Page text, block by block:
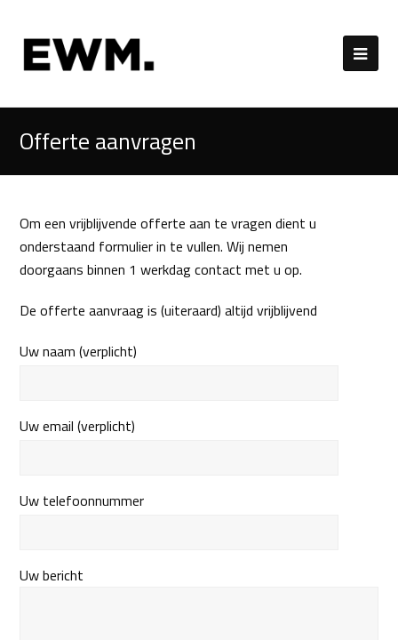
Offerte aanvragen
Om een vrijblijvende offerte aan te vragen dient u
onderstaand formulier in te vullen. Wij nemen
doorgaans binnen 1 werkdag contact met u op.
De offerte aanvraag is (uiteraard) altijd vrijblijvend
Uw naam (verplicht)
Uw email (verplicht)
Uw telefoonnummer
Uw bericht